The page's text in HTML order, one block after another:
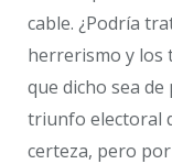
cable. ¿Podría
herrerismo y los
que dicho sea
triunfo electoral
certeza, pero